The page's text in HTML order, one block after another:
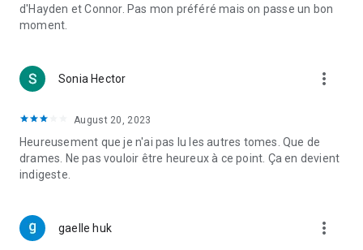
d'Hayden et Connor. Pas mon préféré mais on passe un bon
moment.
Sonia Hector more_vert
August 20, 2023
Heureusement que je n'ai pas lu les autres tomes. Que de
drames. Ne pas vouloir être heureux à ce point. Ça en devient
indigeste.
gaelle huk more_vert